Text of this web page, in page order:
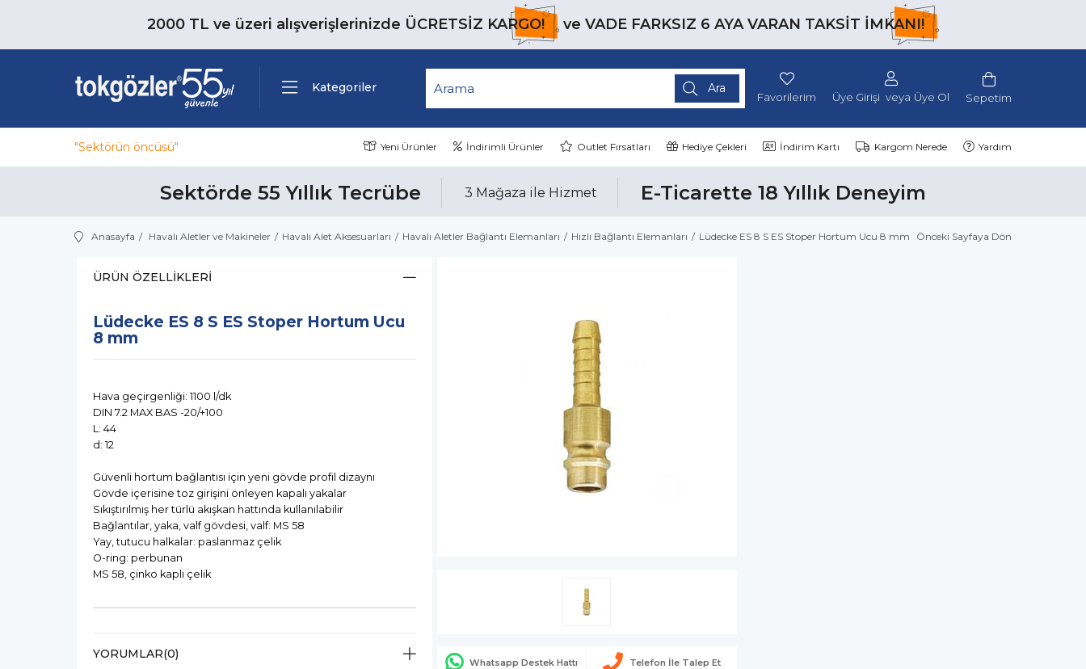
2000 TL ve üzeri alışverişlerinizde ÜCRETSİZ KARGO! ve VADE FARKSIZ 6 AYA VARAN TAKSİT İMKANI!
Kategoriler
Sepetim
Üye Girişi Üye Ol
Favorilerim
"Sektörün öncüsü" Yeni Ürünler İndirimli Ürünler Outlet Fırsatları Hediye Çekleri İndirim Kartı Kargom Nerede Yardım
Sektörde 55 Yıllık Tecrübe 3 Mağaza ile Hizmet E-Ticarette 18 Yıllık Deneyim
Anasayfa Havalı Aletler ve Makineler Havalı Alet Aksesuarları Havalı Aletler Bağlantı Elemanları Hızlı Bağlantı Elemanları Lüdecke ES 8 S ES Stoper Hortum Ucu 8 mm Önceki Sayfaya Dön
ÜRÜN ÖZELLIKLERI
Lüdecke ES 8 S ES Stoper Hortum Ucu
8 mm
Hava geçirgenliği: 1100 l/dk
DIN 7.2 MAX BAS -20/+100
L: 44
d: 12
Güvenli hortum bağlantısı için yeni gövde profil dizaynı
Gövde içerisine toz girişini önleyen kapalı yakalar
Sıkıştırılmış her türlü akışkan hattında kullanılabilir
Bağlantılar, yaka, valf gövdesi, valf: MS 58
Yay, tutucu halkalar: paslanmaz çelik
O-ring: perbunan
MS 58, çinko kaplı çelik
YORUMLAR(0)
Whatsapp Destek Hattı Telefon İle Talep Et